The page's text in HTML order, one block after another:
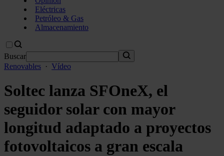
Eléctricas
Petróleo & Gas
Almacenamiento
Buscar
Renovables · Vídeo
Soltec lanza SFOneX, el
seguidor solar con mayor
longitud adaptado a proyectos
fotovoltaicos a gran escala